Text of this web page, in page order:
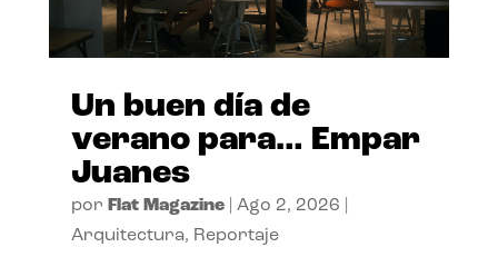
Un buen día de
verano para… Empar
Juanes
por Flat Magazine| Ago 2, 2026
Arquitectura, Reportaje